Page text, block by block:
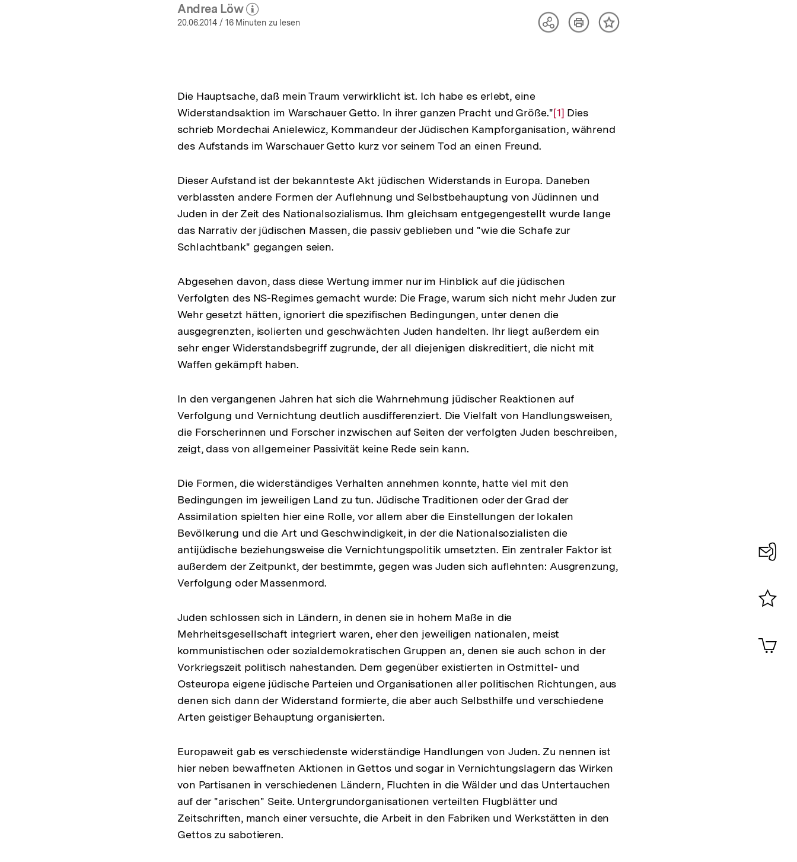
Andrea Löw
(Mehr zum Autor)
öffnen
20.06.2014 / 16 Minuten zu lesen
TeilenArtikelInhalt
Die Hauptsache, daß mein Traum verwirklicht ist. Ich habe es erlebt, eine
Widerstandsaktion im Warschauer Getto. In ihrer ganzen Pracht und Größe."Zur
Auflösung
[1] Dies
schrieb Mordechai Anielewicz, Kommandeur der Jüdischen Kampforganisation, während
des Aufstands im Warschauer Getto kurz vor seinem Tod an einen Freund.
Dieser Aufstand ist der bekannteste Akt jüdischen Widerstands in Europa. Daneben
verblassten andere Formen der Auflehnung und Selbstbehauptung von Jüdinnen und
Juden in der Zeit des Nationalsozialismus. Ihm gleichsam entgegengestellt wurde lange
das Narrativ der jüdischen Massen, die passiv geblieben und "wie die Schafe zur
Schlachtbank" gegangen seien.
Abgesehen davon, dass diese Wertung immer nur im Hinblick auf die jüdischen
Verfolgten des NS-Regimes gemacht wurde: Die Frage, warum sich nicht mehr Juden zur
Wehr gesetzt hätten, ignoriert die spezifischen Bedingungen, unter denen die
ausgegrenzten, isolierten und geschwächten Juden handelten. Ihr liegt außerdem ein
sehr enger Widerstandsbegriff zugrunde, der all diejenigen diskreditiert, die nicht mit
Waffen gekämpft haben.
In den vergangenen Jahren hat sich die Wahrnehmung jüdischer Reaktionen auf
Verfolgung und Vernichtung deutlich ausdifferenziert. Die Vielfalt von Handlungsweisen,
die Forscherinnen und Forscher inzwischen auf Seiten der verfolgten Juden beschreiben,
zeigt, dass von allgemeiner Passivität keine Rede sein kann.
Die Formen, die widerständiges Verhalten annehmen konnte, hatte viel mit den
Bedingungen im jeweiligen Land zu tun. Jüdische Traditionen oder der Grad der
Assimilation spielten hier eine Rolle, vor allem aber die Einstellungen der lokalen
Bevölkerung und die Art und Geschwindigkeit, in der die Nationalsozialisten die
antijüdische beziehungsweise die Vernichtungspolitik umsetzten. Ein zentraler Faktor ist
außerdem der Zeitpunkt, der bestimmte, gegen was Juden sich auflehnten: Ausgrenzung,
Verfolgung oder Massenmord.
Juden schlossen sich in Ländern, in denen sie in hohem Maße in die
Mehrheitsgesellschaft integriert waren, eher den jeweiligen nationalen, meist
kommunistischen oder sozialdemokratischen Gruppen an, denen sie auch schon in der
Vorkriegszeit politisch nahestanden. Dem gegenüber existierten in Ostmittel- und
Osteuropa eigene jüdische Parteien und Organisationen aller politischen Richtungen, aus
denen sich dann der Widerstand formierte, die aber auch Selbsthilfe und verschiedene
Arten geistiger Behauptung organisierten.
Europaweit gab es verschiedenste widerständige Handlungen von Juden. Zu nennen ist
hier neben bewaffneten Aktionen in Gettos und sogar in Vernichtungslagern das Wirken
von Partisanen in verschiedenen Ländern, Fluchten in die Wälder und das Untertauchen
auf der "arischen" Seite. Untergrundorganisationen verteilten Flugblätter und
Zeitschriften, manch einer versuchte, die Arbeit in den Fabriken und Werkstätten in den
Gettos zu sabotieren.